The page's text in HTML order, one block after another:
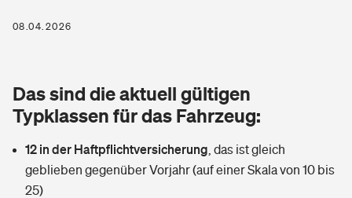
Zur Übersicht
Tools
Wer versichert was: Jetzt Versicherer finden
Glasversicherung
Mietkautionsversicherung
Kinderunfall­ver­si­che­rung
Kinderinvalidität
Private Krankenversicherung
Dread-Disease-Versicherung
Tierkrankenversicherung
Zur Übersicht
08.04.2026
Das sind die aktuell gültigen
Typklassen für das Fahrzeug:
12 in der Haftpflichtversicherung das ist gleich
geblieben gegenüber Vorjahr (auf einer Skala von 10 bis
25)